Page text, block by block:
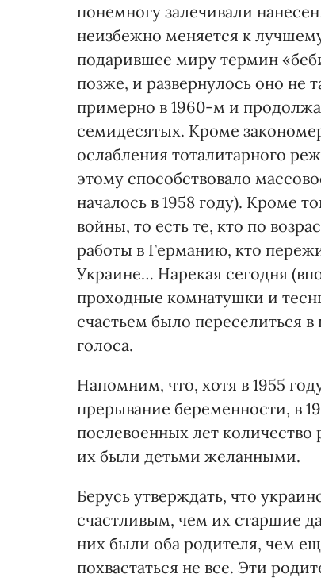
понемногу залечивали
неизбежно меняется к
подарившее миру термин
позже, и развернулось оно не
примерно в 1960-м и
семидесятых. Кроме
ослабления тоталитарного
этому способствовало
началось в 1958 году). Кроме
войны, то есть те, кто по
работы в Германию, кто
Украине… Нарекая сегодня
проходные комнатушки и
счастьем было переселиться в
голоса.
Напомним, что, хотя в 1955
прерывание беременности, в
послевоенных лет
их были детьми желанными.
Берусь утверждать, что
счастливым, чем их старшие
них были оба родителя, чем
похвастаться не все. Эти